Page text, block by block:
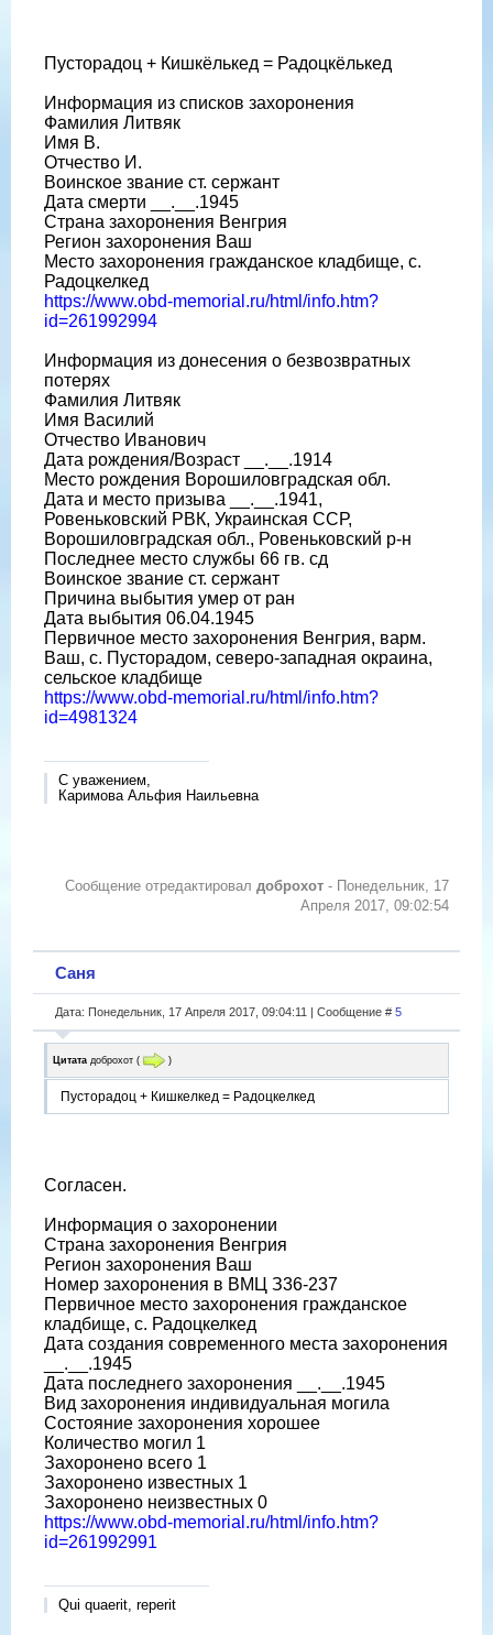
Пусторадоц + Кишкёлькед = Радоцкёлькед
Информация из списков захоронения
Фамилия Литвяк
Имя В.
Отчество И.
Воинское звание ст. сержант
Дата смерти __.__.1945
Страна захоронения Венгрия
Регион захоронения Ваш
Место захоронения гражданское кладбище, с.
Радоцкелкед
https://www.obd-memorial.ru/html/info.htm?
id=261992994
Информация из донесения о безвозвратных
потерях
Фамилия Литвяк
Имя Василий
Отчество Иванович
Дата рождения/Возраст __.__.1914
Место рождения Ворошиловградская обл.
Дата и место призыва __.__.1941,
Ровеньковский РВК, Украинская ССР,
Ворошиловградская обл., Ровеньковский р-н
Последнее место службы 66 гв. сд
Воинское звание ст. сержант
Причина выбытия умер от ран
Дата выбытия 06.04.1945
Первичное место захоронения Венгрия, варм.
Ваш, с. Пусторадом, северо-западная окраина,
сельское кладбище
https://www.obd-memorial.ru/html/info.htm?
id=4981324
С уважением,
Каримова Альфия Наильевна
Сообщение отредактировал доброхот - Понедельник, 17
Апреля 2017, 09:02:54
Саня
Дата: Понедельник, 17 Апреля 2017, 09:04:11 | Сообщение # 5
Цитата доброхот ( )
Пусторадоц + Кишкелкед = Радоцкелкед
Согласен.
Информация о захоронении
Страна захоронения Венгрия
Регион захоронения Ваш
Номер захоронения в ВМЦ З36-237
Первичное место захоронения гражданское
кладбище, с. Радоцкелкед
Дата создания современного места захоронения
__.__.1945
Дата последнего захоронения __.__.1945
Вид захоронения индивидуальная могила
Состояние захоронения хорошее
Количество могил 1
Захоронено всего 1
Захоронено известных 1
Захоронено неизвестных 0
https://www.obd-memorial.ru/html/info.htm?
id=261992991
Qui quaerit, reperit